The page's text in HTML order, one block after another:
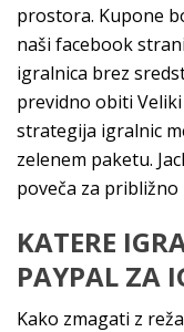
prostora. Kupone
naši facebook
igralnica brez
previdno obiti
strategija igralnic
zelenem paketu.
poveča za približno
KATERE
PAYPAL ZA
Kako zmagati z